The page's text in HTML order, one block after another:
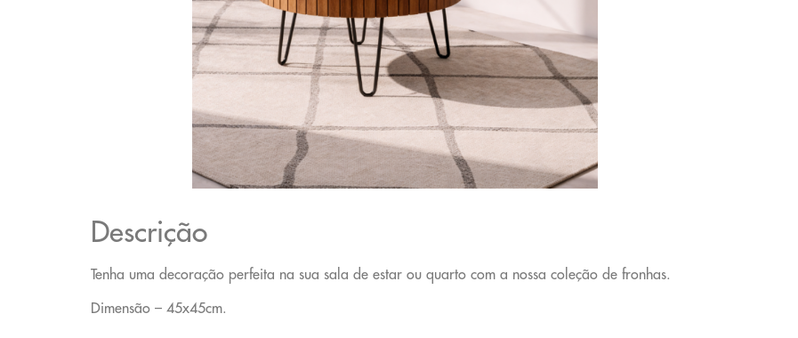
Descrição
Tenha uma decoração perfeita na sua sala de estar ou quarto com a nossa coleção de fronhas.
Dimensão – 45x45cm.